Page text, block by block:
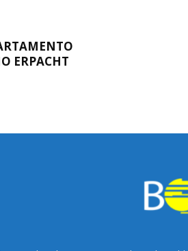
ERPACHT